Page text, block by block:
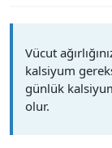
Vücut
kalsiyum
günlük
olur.